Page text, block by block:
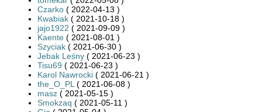
Czarko ( 2022-04-13 )
Kwabiak ( 2021-10-18 )
jajo1922 ( 2021-09-09 )
Kaente ( 2021-08-01 )
Szyciak ( 2021-06-30 )
Jebak Leśny ( 2021-06-23 )
Tisu69 ( 2021-06-23 )
Karol Nawrocki ( 2021-06-21 )
the_O_PL ( 2021-06-08 )
masz ( 2021-05-15 )
Smokzaq ( 2021-05-11 )